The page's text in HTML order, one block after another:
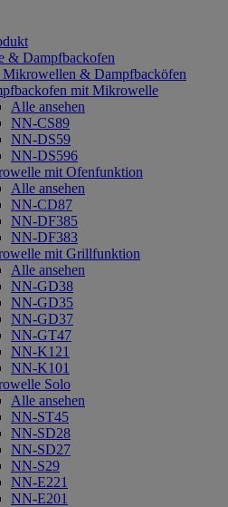
& Dampfbackofen
& Dampfbacköfen
mit Mikrowelle
Alle ansehen
NN-CS89
NN-DS59
NN-DS596
mit Ofenfunktion
Alle ansehen
NN-CD87
NN-DF385
NN-DF383
mit Grillfunktion
Alle ansehen
NN-GD38
NN-GD35
NN-GD37
NN-GT47
NN-K121
NN-K101
Solo
Alle ansehen
NN-ST45
NN-SD28
NN-SD27
NN-S29
NN-E221
NN-E201